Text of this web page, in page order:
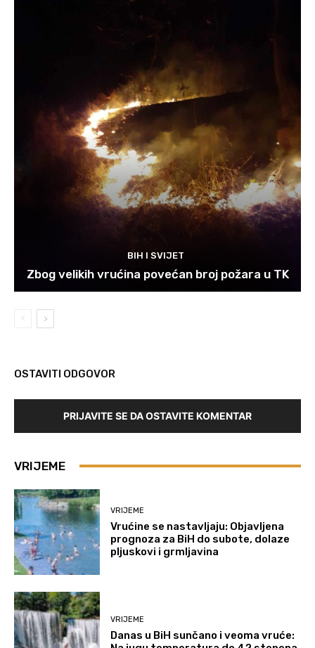
BIH I SVIJET
Zbog velikih vrućina povećan broj požara u TK
OSTAVITI ODGOVOR
PRIJAVITE SE DA OSTAVITE KOMENTAR
VRIJEME
VRIJEME
Vrućine se nastavljaju: Objavljena
prognoza za BiH do subote, dolaze
pljuskovi i grmljavina
VRIJEME
Danas u BiH sunčano i veoma vruće: